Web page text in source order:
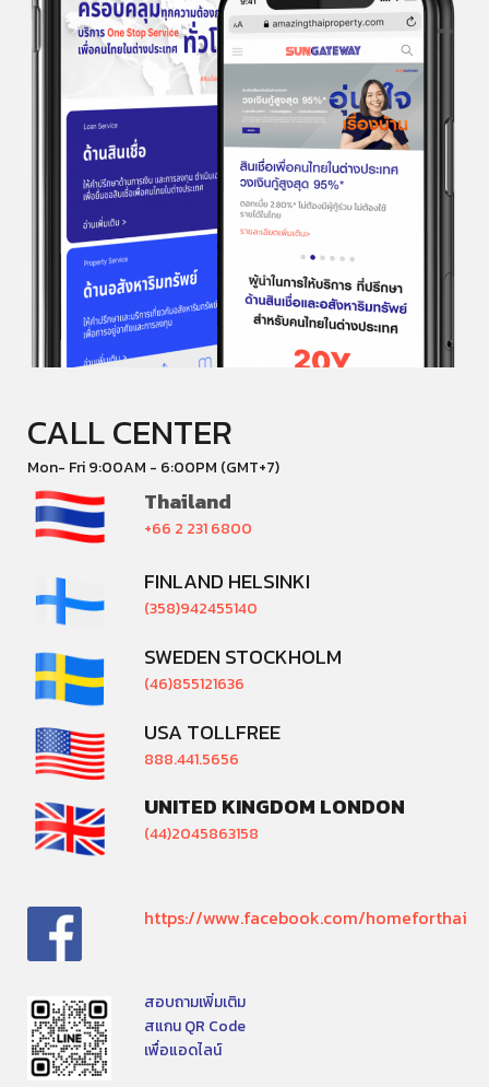
CALL CENTER
Mon- Fri 9:00AM - 6:00PM (GMT+7)
Thailand
+66 2 231 6800
FINLAND HELSINKI
(358)942455140
SWEDEN STOCKHOLM
(46)855121636
USA TOLLFREE
888.441.5656
UNITED KINGDOM LONDON
(44)2045863158
https://www.facebook.com/homeforthai
สอบถามเพิ่มเติม
สแกน QR Code
เพื่อแอดไลน์